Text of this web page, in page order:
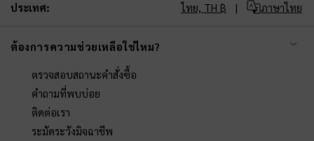
ประเทศ: ไทย, TH ฿ ภาษาไทย
ต้องการความช่วยเหลือใช่ไหม?
ตรวจสอบสถานะคำสั่งซื้อ
คำถามที่พบบ่อย
ติดต่อเรา
ระมัดระวังมิจฉาชีพ